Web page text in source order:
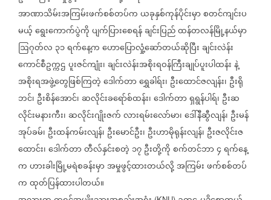
အာဏာသိမ်းအကြမ်းဖက်စစ်တပ်ကယခုနှစ်ကုန်ပိုင်းမှာစတင်ကျင်းပ
မယ့်ရွေးကောက်ပွဲကိုပျက်ပြားစေရန်ချင်းပြည်ထန်တလန်မြို့နယ်မှာ
ဩဂုတ်လ ၃၁ရက်နေ့ကဟောပြောလှုံ့ဆော်တယ်ဆိုပြီးချင်းလဲန်း
ကောင်စီဥက္ကဌပူးဇင်ကျုံး၊ချင်းလဲန်းအစိုးရဝန်ကြီးချုပ်ပူးပါထန်းနဲ့
အစိုးရအဖွဲ့တွေဖြစ်ကြတဲ့ဒေါက်တာရွှေခါရ်း၊ ဦးထောင်ဇလျန်း၊ ဦးရို
ဘင်၊ ဦးစိန်အောင်၊ဆလိုင်းခရော်စ်ထန်း၊ဒေါက်တာရှရွန်ပါရ်၊ ဦးဆ
လိုင်းမနားကီး၊ဆလိုင်းဂျိုးဇက်လားရမ်းလော်မာ၊ဒေါ်နီဆွီလျန်၊ ဦးမန်
အုပ်ခမ်၊ ဦးထန်ကမ်းလျန်၊ ဦးမောင်ဦး၊ ဦးဟာမိုရုန်းလျန်၊ ဦးဇလိုင်းဇ
ထောင်း၊ဒေါက်တာတီလ်နှင်းစတဲ့ ၁၇ဦးတို့ကိုစက်တင်ဘာ၄ရက်နေ့
ကဟားခါးမြို့မရဲစခန်းမှာအမှုဖွင့်ထားတယ်လို့အကြမ်းဖက်စစ်တပ်
ကထုတ်ပြန်ထားပါတယ်။